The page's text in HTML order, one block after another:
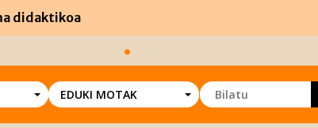
didaktikoa
EDUKI MOTAK